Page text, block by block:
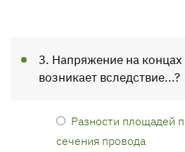
3. Напряжение на
возникает вследствие...?
Разности площадей
сечения провода